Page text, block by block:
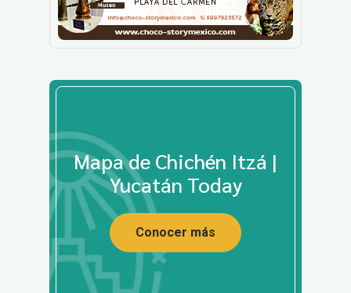
Mapa de Chichén Itzá |
Yucatán Today
Conocer más